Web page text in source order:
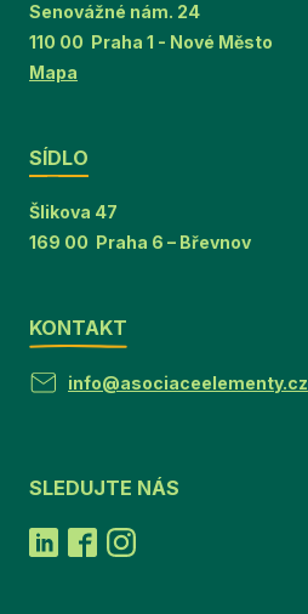
Senovážné nám. 24
110 00 Praha 1 - Nové Město
Mapa
SÍDLO
Šlikova 47
169 00 Praha 6 – Břevnov
KONTAKT
info@asociaceelementy.cz
SLEDUJTE NÁS